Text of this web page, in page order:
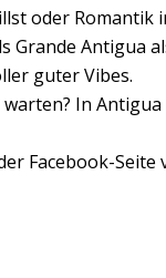
oder Romantik
Grande Antigua
guter Vibes.
In
Facebook-Seite